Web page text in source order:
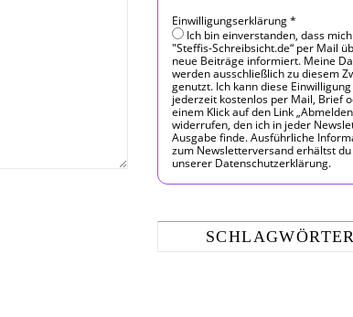
Einwilligungserklärung*
Ich bin einverstanden, dass mich
"Steffis-Schreibsicht.de“ per Mail
neue Beiträge informiert. Meine
werden ausschließlich zu diesem
genutzt. Ich kann diese Einwilligung
jederzeit kostenlos per Mail, Brief
einem Klick auf den Link
widerrufen, den ich in jeder
Ausgabe finde. Ausführliche
zum Newsletterversand erhältst
unserer Datenschutzerklärung.
SCHLAGWÖRTER